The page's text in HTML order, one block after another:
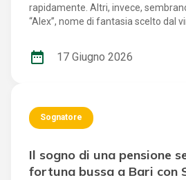
rapidamente. Altri, invece,
“Alex”, nome di fantasia scelto dal
precedente alla giocata
sua memoria. Così, in un tranquillo
trasformata in una piacevole
possibilità da immaginare con
Originario della Moldavia e
Alex conduce una vita fatta di
date_range 17 Giugno 2026
Sognatore
Il sogno di una pensione
fortuna bussa a Bari con